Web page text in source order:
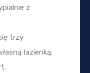
z
trzy
łazienką,